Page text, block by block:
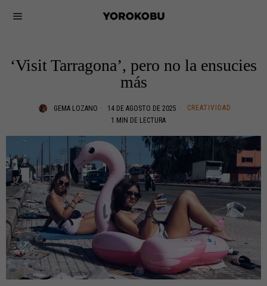
‘Visit Tarragona’, pero no la ensucies
más
GEMA LOZANO 14 DE AGOSTO DE 2025
CREATIVIDAD
1 MIN DE LECTURA